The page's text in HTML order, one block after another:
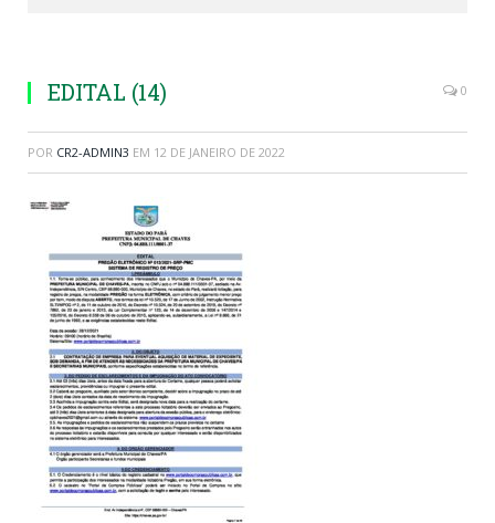
EDITAL (14) 0
POR CR2-ADMIN3 EM 12 DE JANEIRO DE 2022